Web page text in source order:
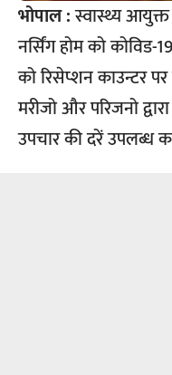
भोपाल :स्वास्थ्य
नर्सिंग होम को कोविड-
को रिसेप्शन काउन्टर पर
मरीजो और परिजनो
उपचार की दरें उपलब्ध